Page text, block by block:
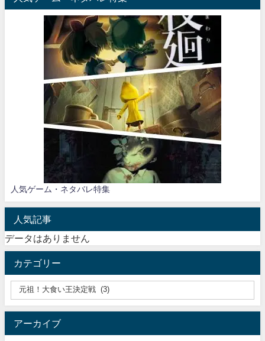
人気ゲーム・ネタバレ特集
人気記事
データはありません
カテゴリー
アーカイブ